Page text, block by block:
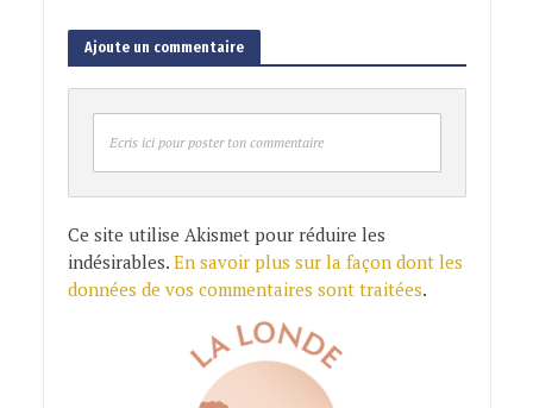
Ajoute un commentaire
Ecris ici pour poster ton commentaire
Ce site utilise Akismet pour réduire les
indésirables. En savoir plus sur la façon dont les
données de vos commentaires sont traitées.